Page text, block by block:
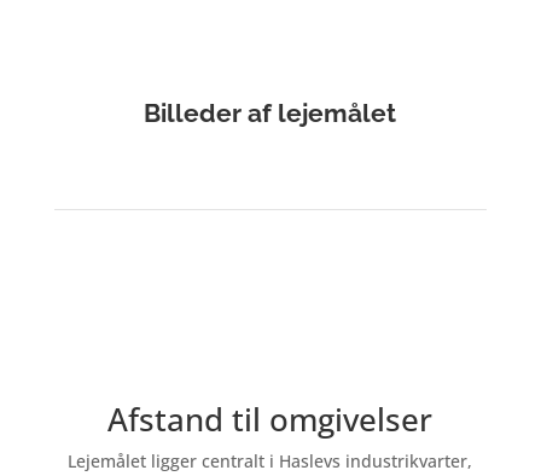
Billeder af lejemålet
Afstand til omgivelser
Lejemålet ligger centralt i Haslevs industrikvarter,